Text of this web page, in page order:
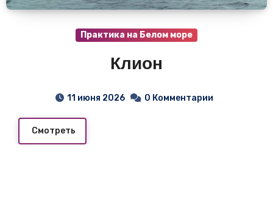
Практика на Белом море
Клион
11 июня 2026 0 Комментарии
Смотреть